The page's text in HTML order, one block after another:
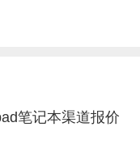
笔记本渠道报价